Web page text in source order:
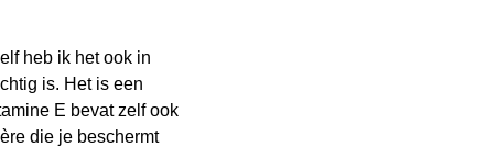
heb ik het ook in
is. Het is een
E bevat zelf ook
die je beschermt